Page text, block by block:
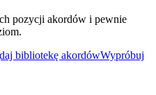
pozycji akordów i pewnie
bibliotekę akordówWypróbuj